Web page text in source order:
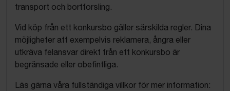
transport och bortforsling.
Vid köp från ett konkursbo gäller särskilda regler. Dina
möjligheter att exempelvis reklamera, ångra eller
utkräva felansvar direkt från ett konkursbo är
begränsade eller obefintliga.
Läs gärna våra fullständiga villkor för mer information: